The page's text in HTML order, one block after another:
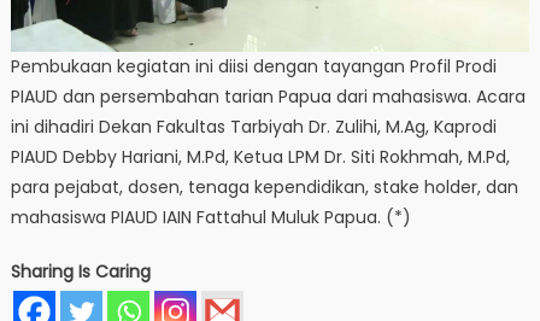
Pembukaan kegiatan ini diisi dengan tayangan Profil Prodi
PIAUD dan persembahan tarian Papua dari mahasiswa. Acara
ini dihadiri Dekan Fakultas Tarbiyah Dr. Zulihi, M.Ag, Kaprodi
PIAUD Debby Hariani, M.Pd, Ketua LPM Dr. Siti Rokhmah, M.Pd,
para pejabat, dosen, tenaga kependidikan, stake holder, dan
mahasiswa PIAUD IAIN Fattahul Muluk Papua. (*)
Sharing Is Caring